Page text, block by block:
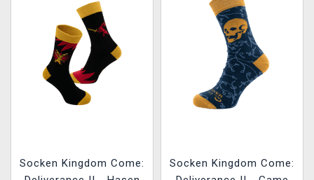
Socken Kingdom Come:
Socken Kingdom Come: